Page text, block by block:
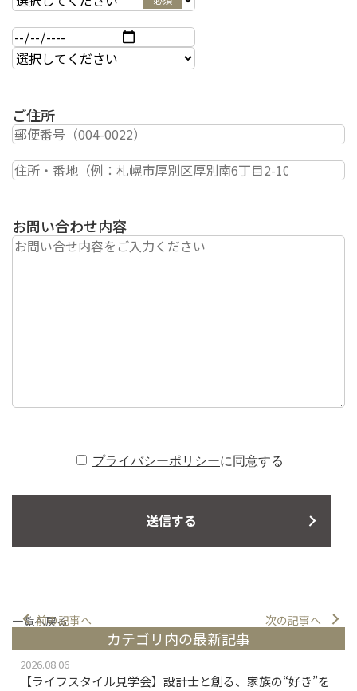
ご住所
お問い合わせ内容
プライバシーポリシーに同意する
前の記事へ 次の記事へ
一覧へ戻る
カテゴリ内の最新記事
2026.08.06
【ライフスタイル見学会】設計士と創る、家族の“好き”を